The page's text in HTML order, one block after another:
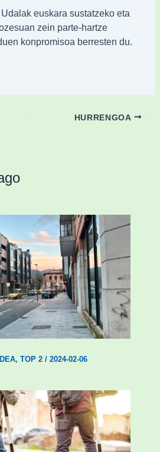
euskara sustatzeko eta
zein parte-hartze
konpromisoa berresten du.
HURRENGOA
tasatuei buruzko lehen
du Durangok
, TOP 2/ 2024-02-06